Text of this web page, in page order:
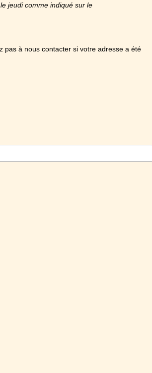
jeudi comme indiqué sur le
pas à nous contacter si votre adresse a été